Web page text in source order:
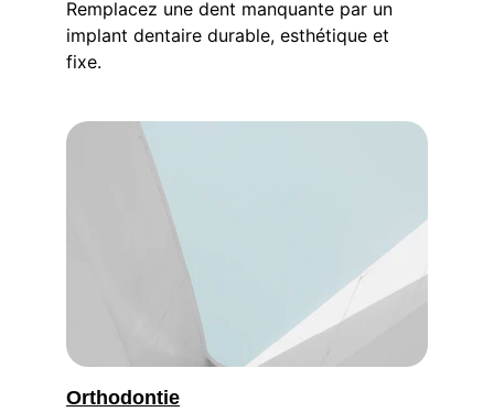
Remplacez une dent manquante par un
implant dentaire durable, esthétique et
fixe.
Orthodontie